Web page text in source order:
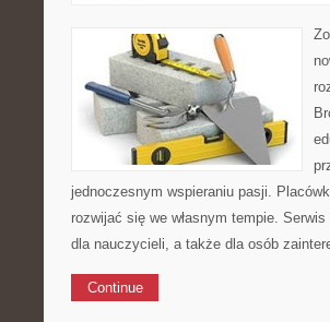
jednoczesnym wspieraniu pasji.
rozwijać się we własnym tempie.
dla nauczycieli, a także dla osób
Continue